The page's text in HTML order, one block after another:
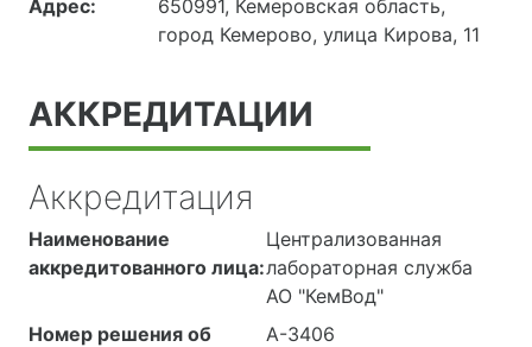
Адрес:
650991, Кемеровская область,
город Кемерово, улица Кирова, 11
АККРЕДИТАЦИИ
Аккредитация
Наименование
аккредитованного лица:
Централизованная
лабораторная служба
АО "КемВод"
Номер решения об
А-3406